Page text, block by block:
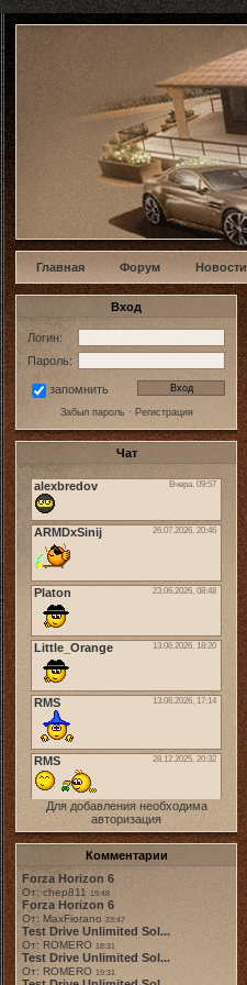
w
Главная Форум Новости
Вход
Логин:
Пароль:
запомнить
Забыл пароль· Регистрация
Чат
Для добавления необходима
авторизация
Комментарии
Forza Horizon 6
От: chep811 19:48
Forza Horizon 6
От: MaxFiorano 23:47
Test Drive Unlimited Sol...
От: ROMERO 18:31
Test Drive Unlimited Sol...
От: ROMERO 19:31